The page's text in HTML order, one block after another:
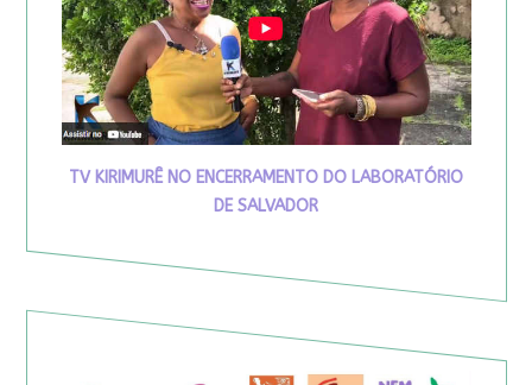
TV KIRIMURÊ NO ENCERRAMENTO DO LABORATÓRIO
DE SALVADOR